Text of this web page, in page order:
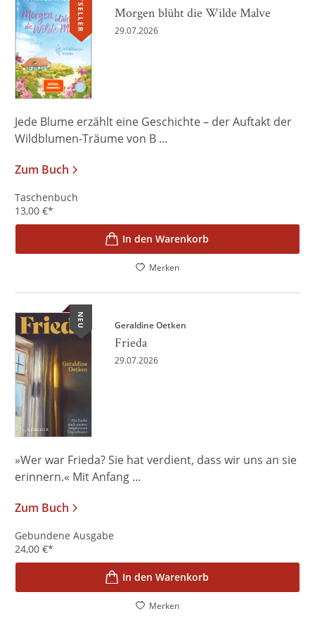
Morgen blüht die Wilde Malve
29.07.2026
Jede Blume erzählt eine Geschichte – der Auftakt der
Wildblumen-Träume von B ...
Zum Buch
Taschenbuch
13,00 €*
In den Warenkorb
Merken
NEU Geraldine Oetken
Frieda
29.07.2026
»Wer war Frieda? Sie hat verdient, dass wir uns an sie
erinnern.« Mit Anfang ...
Zum Buch
Gebundene Ausgabe
24,00 €*
In den Warenkorb
Merken